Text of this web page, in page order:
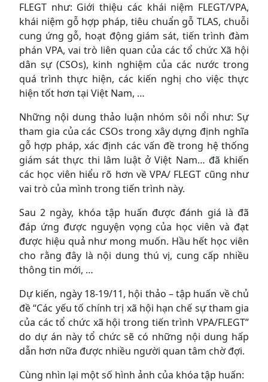
FLEGT như: Giới thiệu các khái niệm FLEGT/VPA,
khái niệm gỗ hợp pháp, tiêu chuẩn gỗ TLAS, chuỗi
cung ứng gỗ, hoạt động giám sát, tiến trình đàm
phán VPA, vai trò liên quan của các tổ chức Xã hội
dân sự (CSOs), kinh nghiệm của các nước trong
quá trình thực hiện, các kiến nghị cho việc thực
hiện tốt hơn tại Việt Nam, …
Những nội dung thảo luận nhóm sôi nổi như: Sự
tham gia của các CSOs trong xây dựng định nghĩa
gỗ hợp pháp, xác định các vấn đề trong hệ thống
giám sát thực thi lâm luật ở Việt Nam… đã khiến
các học viên hiểu rõ hơn về VPA/ FLEGT cũng như
vai trò của mình trong tiến trình này.
Sau 2 ngày, khóa tập huấn được đánh giá là đã
đáp ứng được nguyện vọng của học viên và đạt
được hiệu quả như mong muốn. Hầu hết học viên
cho rằng đây là nội dung thú vị, cung cấp nhiều
thông tin mới, …
Dự kiến, ngày 18-19/11, hội thảo – tập huấn về chủ
đề “Các yếu tố chính trị xã hội hạn chế sự tham gia
của các tổ chức xã hội trong tiến trình VPA/FLEGT”
do dự án này tổ chức sẽ có những nội dung hấp
dẫn hơn nữa được nhiều người quan tâm chờ đợi.
Cùng nhìn lại một số hình ảnh của khóa tập huấn: